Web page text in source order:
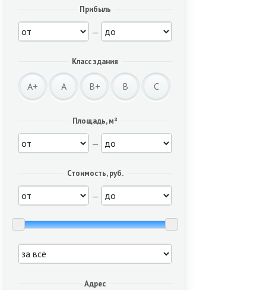
Прибыль
—
Класс здания
A+ A B+ B C
Площадь, м²
—
Стоимость, руб.
—
Адрес